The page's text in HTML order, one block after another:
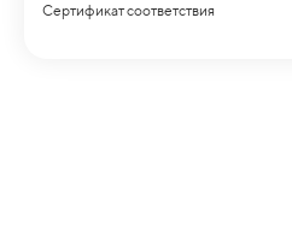
Сертификат соответствия